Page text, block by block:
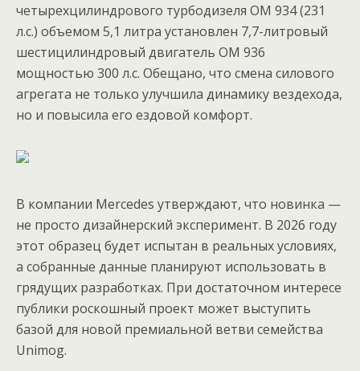
четырехцилиндрового турбодизеля OM 934 (231
л.с.) объемом 5,1 литра установлен 7,7-литровый
шестицилиндровый двигатель OM 936
мощностью 300 л.с. Обещано, что смена силового
агрегата не только улучшила динамику вездехода,
но и повысила его ездовой комфорт.
В компании Mercedes утверждают, что новинка —
не просто дизайнерский эксперимент. В 2026 году
этот образец будет испытан в реальных условиях,
а собранные данные планируют использовать в
грядущих разработках. При достаточном интересе
публики роскошный проект может выступить
базой для новой премиальной ветви семейства
Unimog.